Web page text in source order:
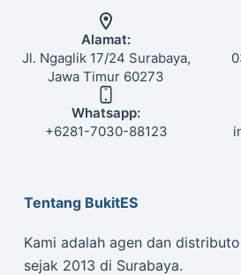
Alamat:
Jl. Ngaglik 17/24 Surabaya,
Jawa Timur 60273
Whatsapp:
+6281-7030-88123
Tentang BukitES
Kami adalah agen dan
sejak 2013 di Surabaya.